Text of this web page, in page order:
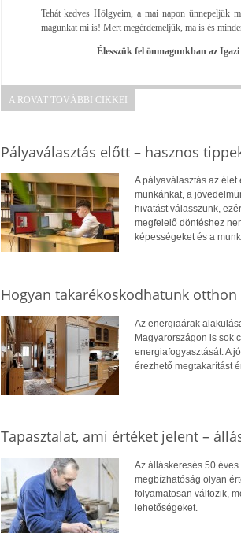
Tehát kedves Hölgyeim, a mai napon ünnepeljük
magunkat mi is! Mert megérdemeljük, ma is és
Élesszük fel önmagunkban az
A ROVAT TOVÁBBI CIKKEI
Pályaválasztás előtt – hasznos
A pályaválasztás az
munkánkat, a
hivatást válasszunk,
megfelelő döntéshez
képességeket és a
Hogyan takarékoskodhatunk otthon
Az energiaárak
Magyarországon is sok
energiafogyasztását. A
érezhető megtakarítást
Tapasztalat, ami értéket jelent –
Az álláskeresés 50
megbízhatóság olyan
folyamatosan változik,
lehetőségeket.